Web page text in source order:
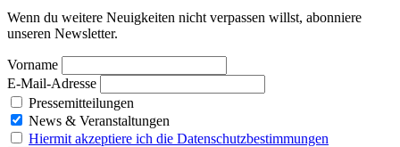
Wenn du weitere Neuigkeiten nicht verpassen willst, abonniere
unseren Newsletter.
Vorname
E-Mail-Adresse
Pressemitteilungen
News & Veranstaltungen
Hiermit akzeptiere ich die Datenschutzbestimmungen